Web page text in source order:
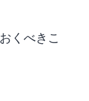
くべきこ